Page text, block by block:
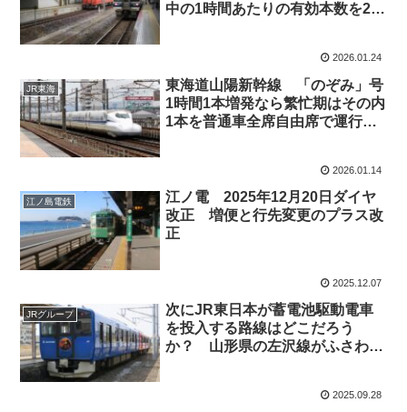
中の1時間あたりの有効本数を2本
2026.01.24
JR東海
東海道山陽新幹線 「のぞみ」号
1時間1本増発なら繁忙期はその内
1本を普通車全席自由席で運行す
2026.01.14
江ノ島電鉄
江ノ電 2025年12月20日ダイヤ
改正 増便と行先変更のプラス改
正
2025.12.07
JRグループ
次にJR東日本が蓄電池駆動電車
を投入する路線はどこだろう
か？ 山形県の左沢線がふさわし
2025.09.28